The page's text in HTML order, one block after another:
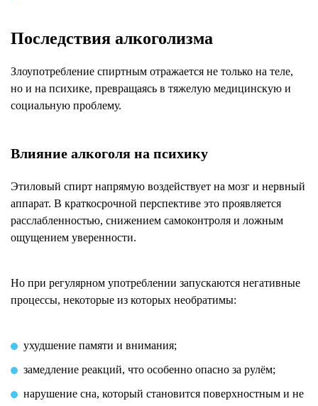
Последствия алкоголизма
Злоупотребление спиртным отражается не только на теле,
но и на психике, превращаясь в тяжелую медицинскую и
социальную проблему.
Влияние алкоголя на психику
Этиловый спирт напрямую воздействует на мозг и нервный
аппарат. В краткосрочной перспективе это проявляется
расслабленностью, снижением самоконтроля и ложным
ощущением уверенности.
Но при регулярном употреблении запускаются негативные
процессы, некоторые из которых необратимы:
ухудшение памяти и внимания;
замедление реакций, что особенно опасно за рулём;
нарушение сна, который становится поверхностным и не